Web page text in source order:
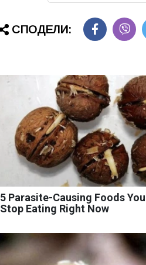
СПОДЕЛИ:
5 Parasite-Causing Foods
Stop Eating Right Now